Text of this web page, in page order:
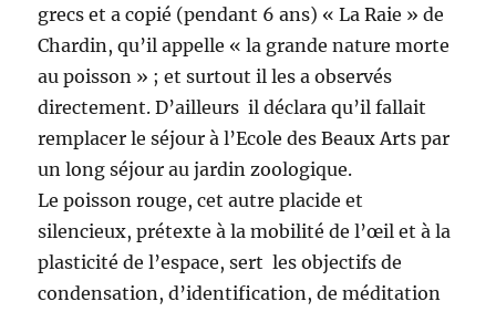
grecs et a copié (pendant 6 ans) « La Raie » de
Chardin, qu’il appelle « la grande nature morte
au poisson » ; et surtout il les a observés
directement. D’ailleurs il déclara qu’il fallait
remplacer le séjour à l’Ecole des Beaux Arts par
un long séjour au jardin zoologique.
Le poisson rouge, cet autre placide et
silencieux, prétexte à la mobilité de l’œil et à la
plasticité de l’espace, sert les objectifs de
condensation, d’identification, de méditation